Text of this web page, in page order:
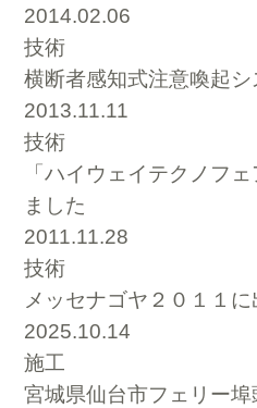
2014.02.06
技術
横断者感知式注意喚起
2013.11.11
技術
「ハイウェイテクノフ
ました
2011.11.28
技術
メッセナゴヤ２０１１に
2025.10.14
施工
宮城県仙台市フェリー